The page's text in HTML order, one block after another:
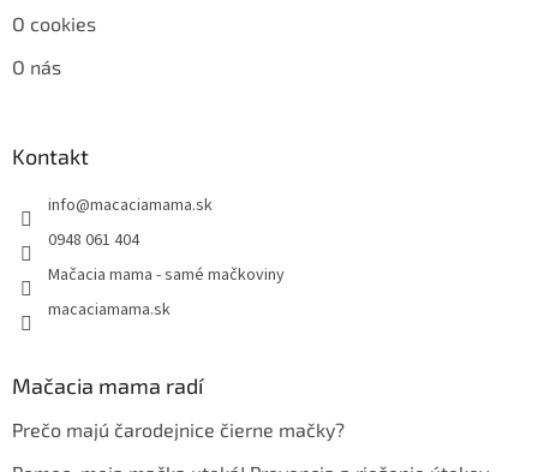
O cookies
O nás
Kontakt
info@macaciamama.sk
0948 061 404
Mačacia mama - samé mačkoviny
macaciamama.sk
Mačacia mama radí
Prečo majú čarodejnice čierne mačky?